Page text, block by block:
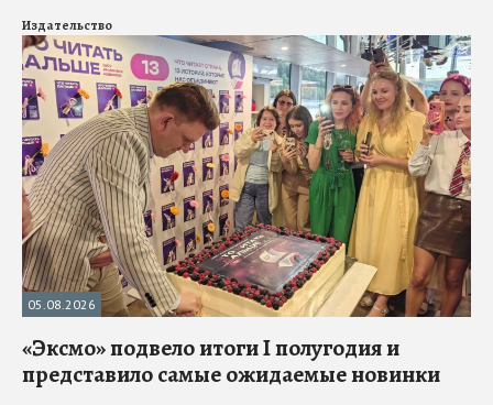
Издательство
05.08.2026
«Эксмо» подвело итоги I полугодия и
представило самые ожидаемые новинки